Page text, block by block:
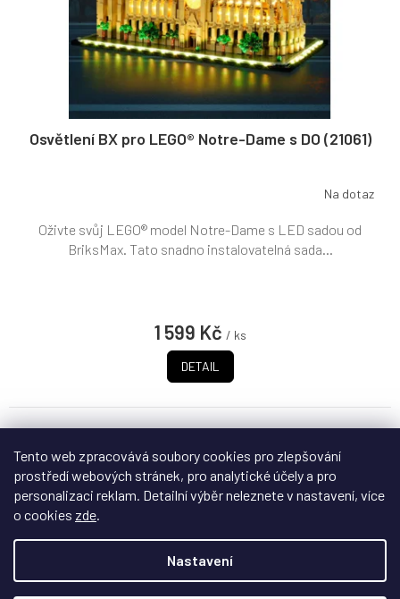
Tento web zpracovává soubory cookies pro zlepšování
prostředí webových stránek, pro analytické účely a pro
personalizaci reklam. Detailní výběr neleznete v nastavení, více
o cookies zde
Nastavení
Osvětlení BX pro LEGO® Notre-Dame s DO (21061)
Na dotaz
1 599 Kč / ks
DETAIL
Oživte svůj LEGO® model Notre-Dame s LED sadou od
BriksMax. Tato snadno instalovatelná sada...